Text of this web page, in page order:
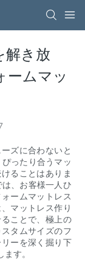
解き放
ームマッ
ズに合わないと
ったり合うマッ
ることはありま
、お客様一人ひ
ームマットレス
マットレス作り
ことで、極上の
タムサイズのフ
ーを深く掘り下
す。